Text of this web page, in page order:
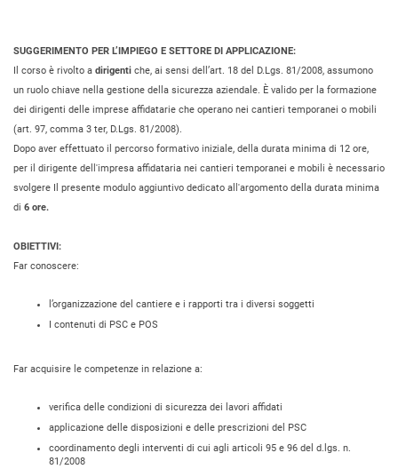
SUGGERIMENTO PER L’IMPIEGO E SETTORE DI APPLICAZIONE:
Il corso è rivolto a dirigenti che, ai sensi dell’art. 18 del D.Lgs. 81/2008, assumono
un ruolo chiave nella gestione della sicurezza aziendale. È valido per la formazione
dei dirigenti delle imprese affidatarie che operano nei cantieri temporanei o mobili
(art. 97, comma 3 ter, D.Lgs. 81/2008).
Dopo aver effettuato il percorso formativo iniziale, della durata minima di 12 ore,
per il dirigente dell'impresa affidataria nei cantieri temporanei e mobili è necessario
svolgere Il presente modulo aggiuntivo dedicato all'argomento della durata minima
di 6 ore.
OBIETTIVI:
Far conoscere:
l’organizzazione del cantiere e i rapporti tra i diversi soggetti
I contenuti di PSC e POS
Far acquisire le competenze in relazione a:
verifica delle condizioni di sicurezza dei lavori affidati
applicazione delle disposizioni e delle prescrizioni del PSC
coordinamento degli interventi di cui agli articoli 95 e 96 del d.lgs. n.
81/2008